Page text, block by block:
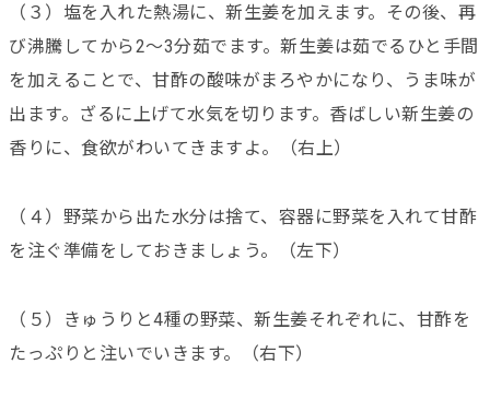
（３）塩を入れた熱湯に、新生姜を加えます。その後、再
び沸騰してから2～3分茹でます。新生姜は茹でるひと手間
を加えることで、甘酢の酸味がまろやかになり、うま味が
出ます。ざるに上げて水気を切ります。香ばしい新生姜の
香りに、食欲がわいてきますよ。（右上）
（４）野菜から出た水分は捨て、容器に野菜を入れて甘酢
を注ぐ準備をしておきましょう。（左下）
（５）きゅうりと4種の野菜、新生姜それぞれに、甘酢を
たっぷりと注いでいきます。（右下）